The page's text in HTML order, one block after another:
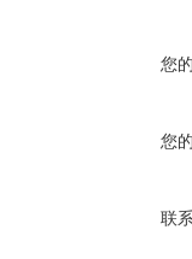
您
您
联